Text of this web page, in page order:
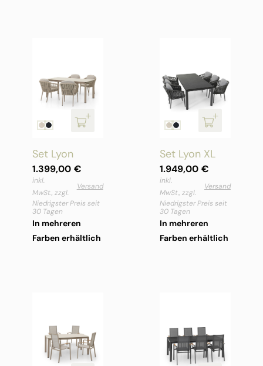
Set Lyon
1.399,00 €
inkl.
MwSt., zzgl.
Versand
Niedrigster Preis seit
30 Tagen
In mehreren
Farben erhältlich
Set Lyon XL
1.949,00 €
inkl.
MwSt., zzgl.
Versand
Niedrigster Preis seit
30 Tagen
In mehreren
Farben erhältlich